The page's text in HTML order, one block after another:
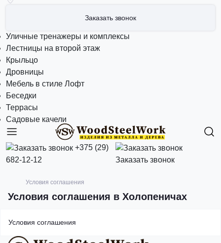
Заказать звонок
Уличные тренажеры и комплексы
Лестницы на второй этаж
Крыльцо
Дровницы
Мебель в стиле Лофт
Беседки
Террасы
Садовые качели
+375 (29)
682-12-12
Заказать звонок
Условия соглашения
Условия соглашения в Холопеничах
Условия соглашения